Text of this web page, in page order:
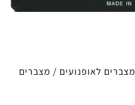
מצברים לאופנועים / מצברים